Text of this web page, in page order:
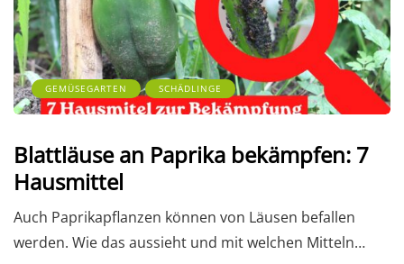
GEMÜSEGARTEN SCHÄDLINGE
Blattläuse an Paprika bekämpfen: 7
Hausmittel
Auch Paprikapflanzen können von Läusen befallen
werden. Wie das aussieht und mit welchen Mitteln…